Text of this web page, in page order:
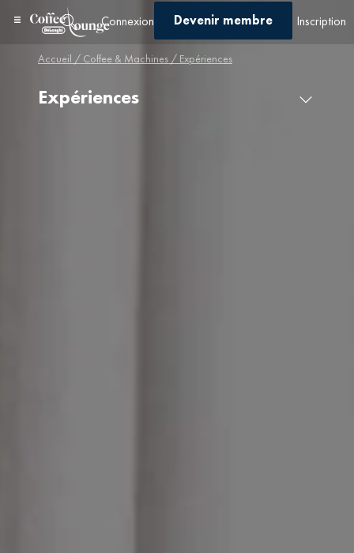
Connexion Devenir membre Inscription
Accueil / Coffee & Machines / Expériences
Expériences